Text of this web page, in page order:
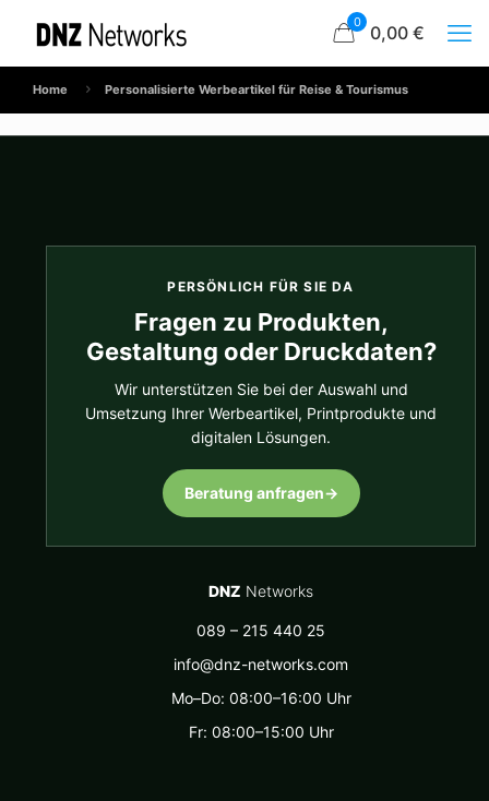
0 0,00 €
Home Personalisierte Werbeartikel für Reise & Tourismus
PERSÖNLICH FÜR SIE DA
Fragen zu Produkten,
Gestaltung oder Druckdaten?
Wir unterstützen Sie bei der Auswahl und
Umsetzung Ihrer Werbeartikel, Printprodukte und
digitalen Lösungen.
Beratung anfragen→
DNZ Networks
089 – 215 440 25
info@dnz-networks.com
Mo–Do: 08:00–16:00 Uhr
Fr: 08:00–15:00 Uhr